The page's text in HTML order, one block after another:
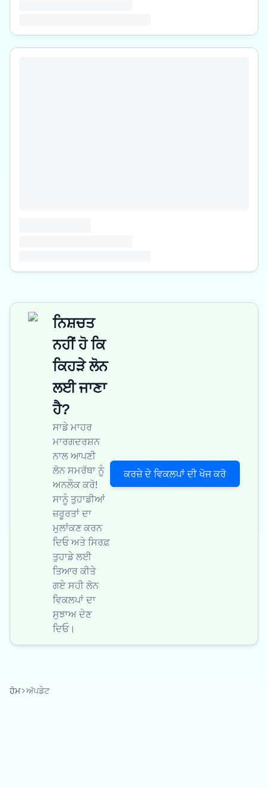
ਨਿਸ਼ਚਤ
ਨਹੀਂ ਹੋ ਕਿ
ਕਿਹੜੇ ਲੋਨ
ਲਈ ਜਾਣਾ
ਹੈ?
ਸਾਡੇ ਮਾਹਰ
ਮਾਰਗਦਰਸ਼ਨ
ਨਾਲ ਆਪਣੀ
ਲੋਨ ਸਮਰੱਥਾ ਨੂੰ
ਅਨਲੌਕ ਕਰੋ!
ਸਾਨੂੰ ਤੁਹਾਡੀਆਂ
ਜ਼ਰੂਰਤਾਂ ਦਾ
ਮੁਲਾਂਕਣ ਕਰਨ
ਦਿਓ ਅਤੇ ਸਿਰਫ਼
ਤੁਹਾਡੇ ਲਈ
ਤਿਆਰ ਕੀਤੇ
ਗਏ ਸਹੀ ਲੋਨ
ਵਿਕਲਪਾਂ ਦਾ
ਸੁਝਾਅ ਦੇਣ
ਦਿਓ।
ਕਰਜ਼ੇ ਦੇ ਵਿਕਲਪਾਂ ਦੀ ਖੋਜ ਕਰੋ
ਹੋਮ ਅੱਪਡੇਟ